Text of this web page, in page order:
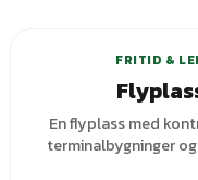
FRITID &
En flyplass med
terminalbygninger